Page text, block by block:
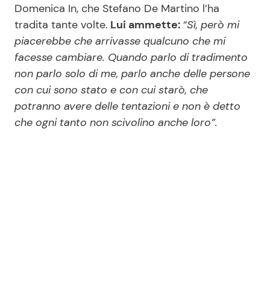
Domenica In, che Stefano De Martino l’ha
tradita tante volte. Lui ammette: “Sì, però mi
piacerebbe che arrivasse qualcuno che mi
facesse cambiare. Quando parlo di tradimento
non parlo solo di me, parlo anche delle persone
con cui sono stato e con cui starò, che
potranno avere delle tentazioni e non è detto
che ogni tanto non scivolino anche loro”.